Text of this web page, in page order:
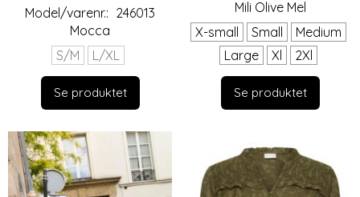
Model/varenr.: 246013
Mocca
S/M
L/XL
Se produktet
Mili Olive Mel
X-small
Small
Medium
Large
Xl 2Xl
Se produktet